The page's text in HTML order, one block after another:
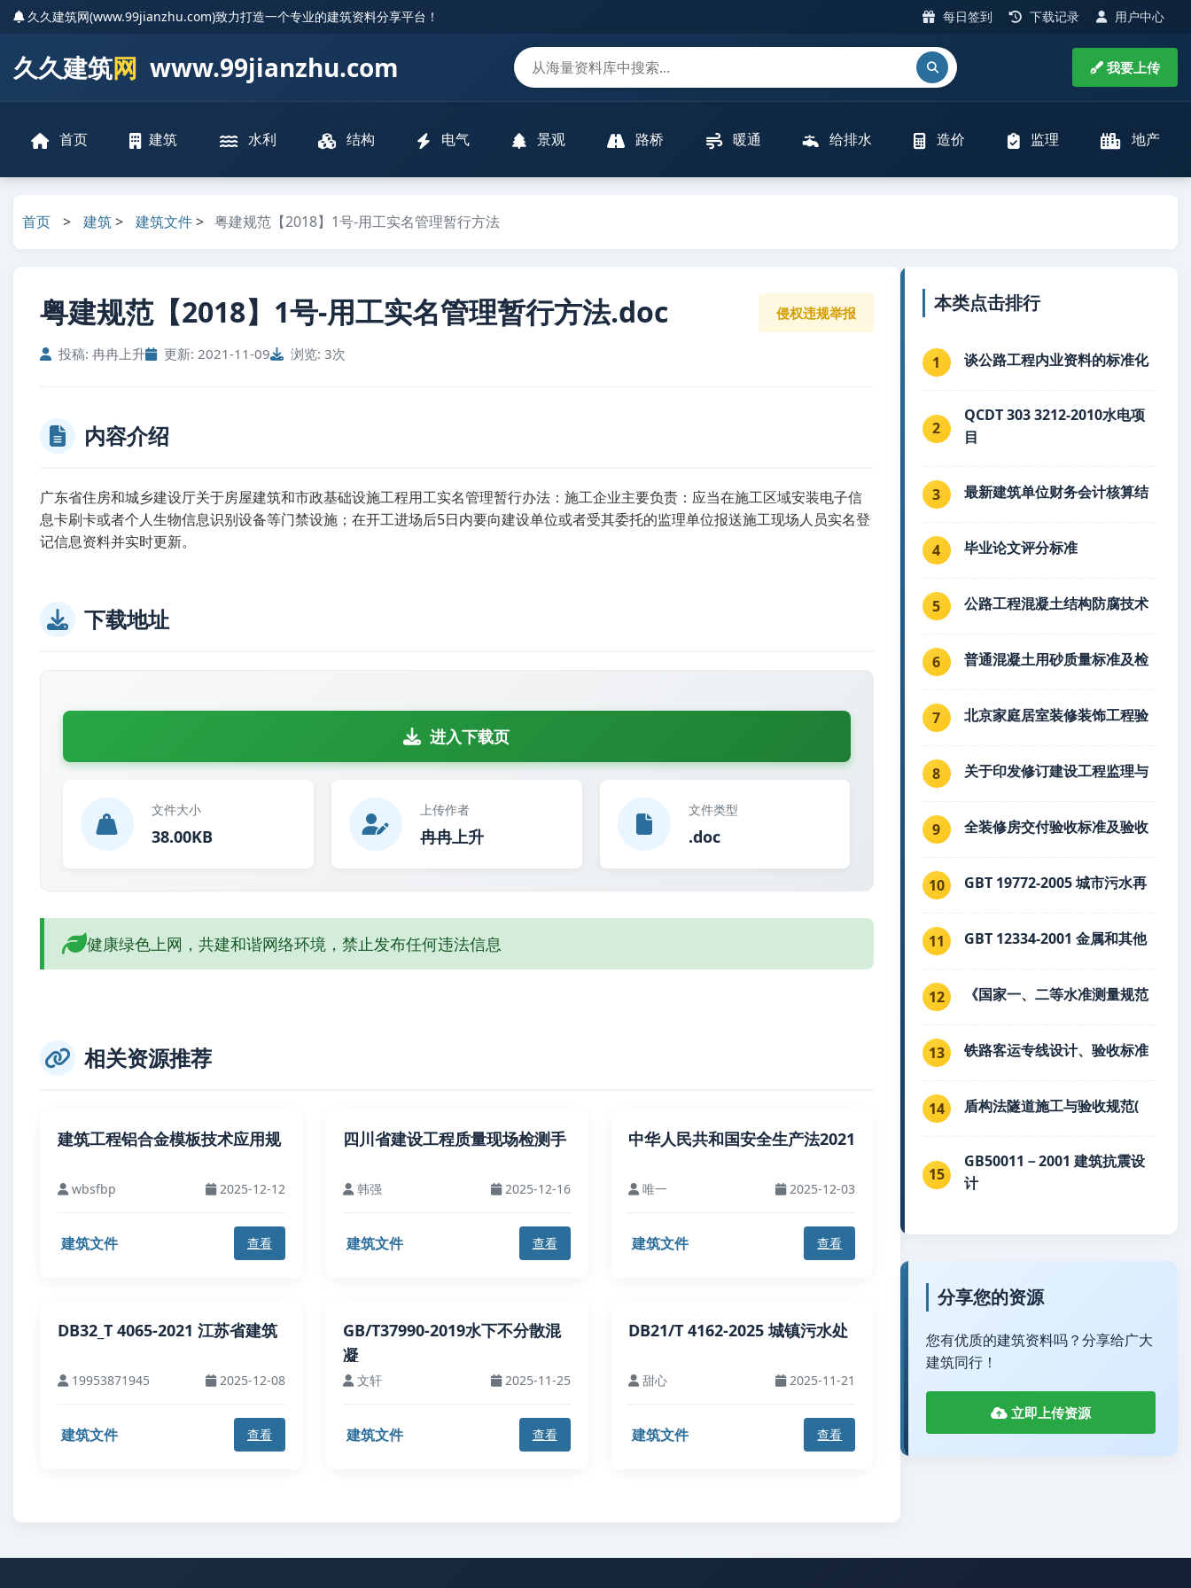
久久建筑网(www.99jianzhu.com)致力打造一个专业的建筑资料分享平台！ 每日签到 下载记录 用户中心
久久建筑网 www.99jianzhu.com 我要上传
首页 建筑 水利 结构 电气 景观 路桥 暖通 给排水 造价 监理 地产
首页 > 建筑> 建筑文件> 粤建规范【2018】1号-用工实名管理暂行方法
粤建规范【2018】1号-用工实名管理暂行方法.doc
投稿: 冉冉上升 更新: 2021-11-09 浏览: 3次
侵权违规举报
内容介绍
广东省住房和城乡建设厅关于房屋建筑和市政基础设施工程用工实名管理暂行办法：施工企业主要负责：应当在施工区域安装电子信
息卡刷卡或者个人生物信息识别设备等门禁设施；在开工进场后5日内要向建设单位或者受其委托的监理单位报送施工现场人员实名登
记信息资料并实时更新。
下载地址
进入下载页
文件大小
38.00KB
上传作者
冉冉上升
文件类型
.doc
健康绿色上网，共建和谐网络环境，禁止发布任何违法信息
相关资源推荐
建筑工程铝合金模板技术应用规
wbsfbp 2025-12-12
建筑文件 查看
四川省建设工程质量现场检测手
韩强 2025-12-16
建筑文件 查看
中华人民共和国安全生产法2021
唯一 2025-12-03
建筑文件 查看
DB32_T 4065-2021 江苏省建筑
19953871945 2025-12-08
建筑文件 查看
GB/T37990-2019水下不分散混
凝
文轩 2025-11-25
建筑文件 查看
DB21/T 4162-2025 城镇污水处
甜心 2025-11-21
建筑文件 查看
本类点击排行
1 谈公路工程内业资料的标准化
2
QCDT 303 3212-2010水电项
目
3 最新建筑单位财务会计核算结
4 毕业论文评分标准
5 公路工程混凝土结构防腐技术
6 普通混凝土用砂质量标准及检
7 北京家庭居室装修装饰工程验
8 关于印发修订建设工程监理与
9 全装修房交付验收标准及验收
10 GBT 19772-2005 城市污水再
11 GBT 12334-2001 金属和其他
12 《国家一、二等水准测量规范
13 铁路客运专线设计、验收标准
14 盾构法隧道施工与验收规范(
15
GB50011－2001 建筑抗震设
计
分享您的资源
您有优质的建筑资料吗？分享给广大
建筑同行！
立即上传资源